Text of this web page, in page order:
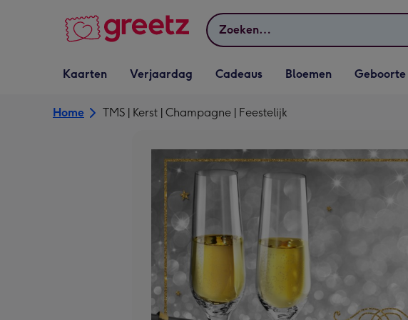
Zoeken
Vervolgkeuzelijst
Kaarten openen
Kaarten
Vervolgkeuzelijst
Verjaardag openen
Verjaardag
Vervolgkeuzelijst
Cadeaus openen
Cadeaus
Vervolgkeuzelijst
Bloemen openen
Bloemen
Geboorte
Geboorte
Home TMS | Kerst | Champagne | Feestelijk